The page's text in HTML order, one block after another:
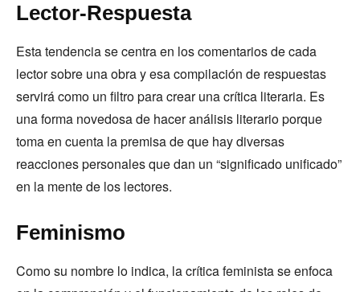
Lector-Respuesta
Esta tendencia se centra en los comentarios de cada
lector sobre una obra y esa compilación de respuestas
servirá como un filtro para crear una crítica literaria. Es
una forma novedosa de hacer análisis literario porque
toma en cuenta la premisa de que hay diversas
reacciones personales que dan un “significado unificado”
en la mente de los lectores.
Feminismo
Como su nombre lo indica, la crítica feminista se enfoca